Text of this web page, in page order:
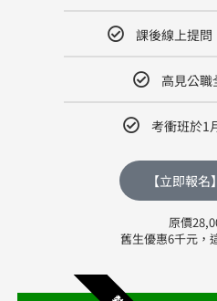
課後線上提問
高見公職
考衝班於1
【立即報
原價
舊生優惠6千元，